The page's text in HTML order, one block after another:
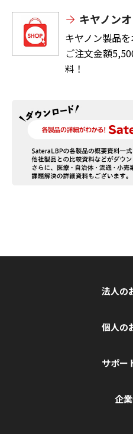
キヤノン
キヤノン製品を
ご注文金額
料！
法人の
個人の
サポー
企